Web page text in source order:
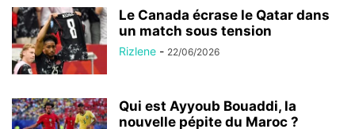
Le Canada écrase le Qatar dans
un match sous tension
Rizlene - 22/06/2026
Qui est Ayyoub Bouaddi, la
nouvelle pépite du Maroc ?